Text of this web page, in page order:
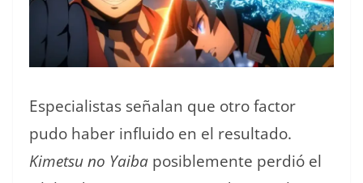
Especialistas señalan que otro factor
pudo haber influido en el resultado.
Kimetsu no Yaiba posiblemente perdió el